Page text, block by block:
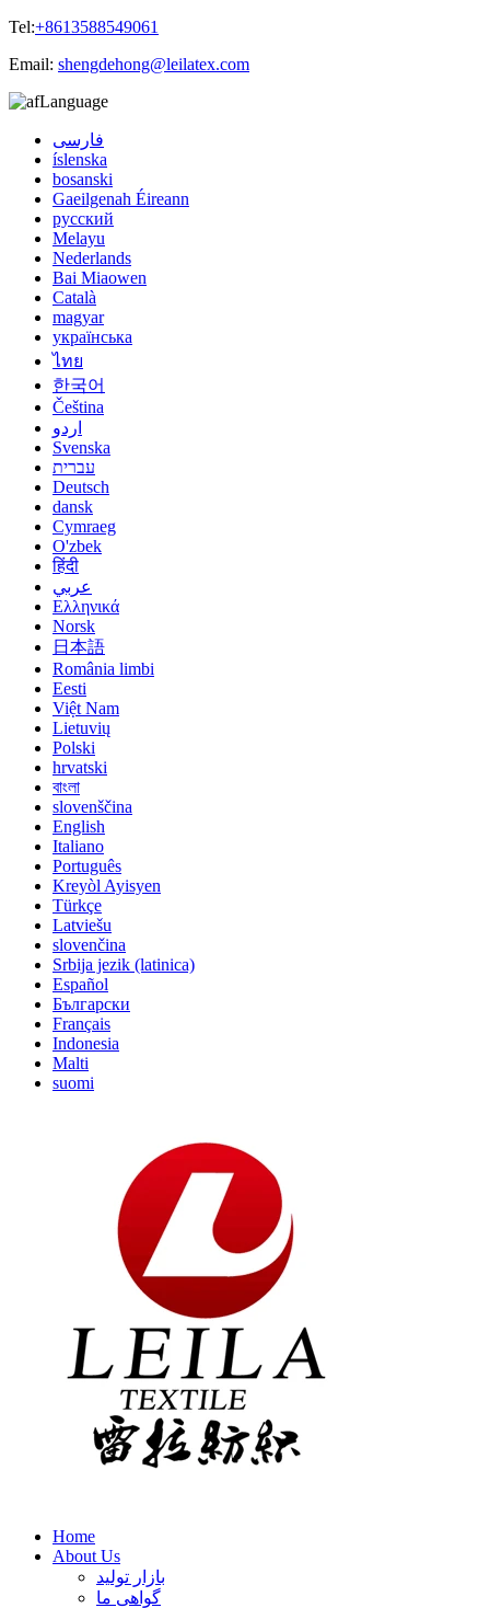
Tel:+8613588549061
Email: shengdehong@leilatex.com
Language
فارسی
íslenska
bosanski
Gaeilgenah Éireann
русский
Melayu
Nederlands
Bai Miaowen
Català
magyar
українська
ไทย
한국어
Čeština
اردو
Svenska
עברית
Deutsch
dansk
Cymraeg
O'zbek
हिंदी
عربي
Ελληνικά
Norsk
日本語
România limbi
Eesti
Việt Nam
Lietuvių
Polski
hrvatski
বাংলা
slovenščina
English
Italiano
Português
Kreyòl Ayisyen
Türkçe
Latviešu
slovenčina
Srbija jezik (latinica)
Español
Български
Français
Indonesia
Malti
suomi
Home
About Us
بازار تولید
گواهی ما